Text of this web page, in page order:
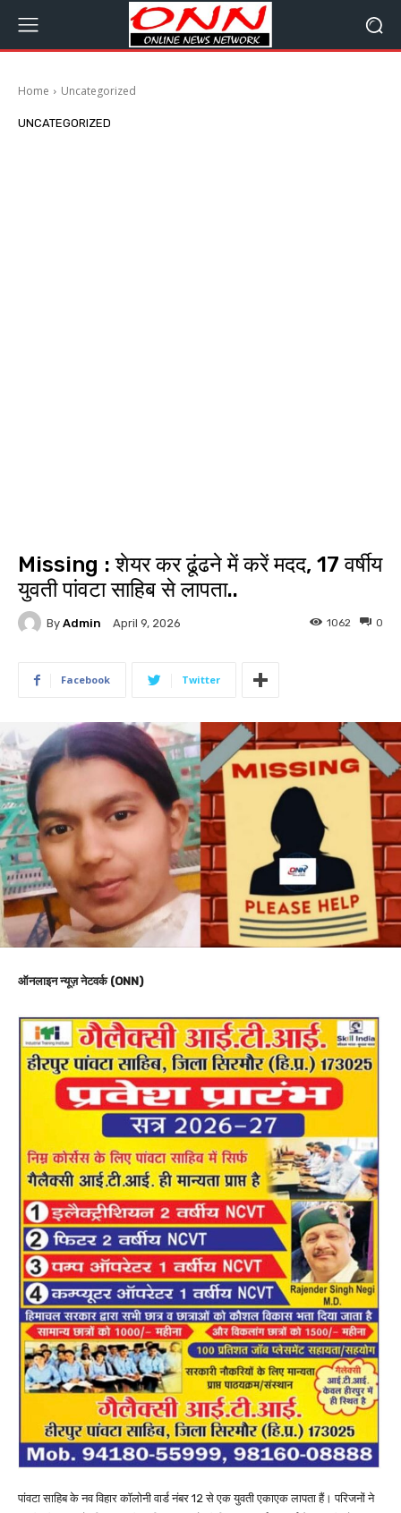
Home Uncategorized
UNCATEGORIZED
Missing : शेयर कर ढूंढने में करें मदद, 17 वर्षीय
युवती पांवटा साहिब से लापता..
By Admin April 9, 2026 0
1062
Facebook Twitter
ऑनलाइन न्यूज़ नेटवर्क (ONN)
पांवटा साहिब के नव विहार कॉलोनी वार्ड नंबर 12 से एक युवती एकाएक लापता हैं। परिजनों ने